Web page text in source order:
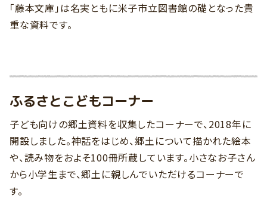
「藤本文庫」は名実ともに米子市立図書館の礎となった貴
重な資料です。
ふるさとこどもコーナー
子ども向けの郷土資料を収集したコーナーで、2018年に
開設しました。神話をはじめ、郷土について描かれた絵本
や、読み物をおよそ100冊所蔵しています。小さなお子さん
から小学生まで、郷土に親しんでいただけるコーナーで
す。